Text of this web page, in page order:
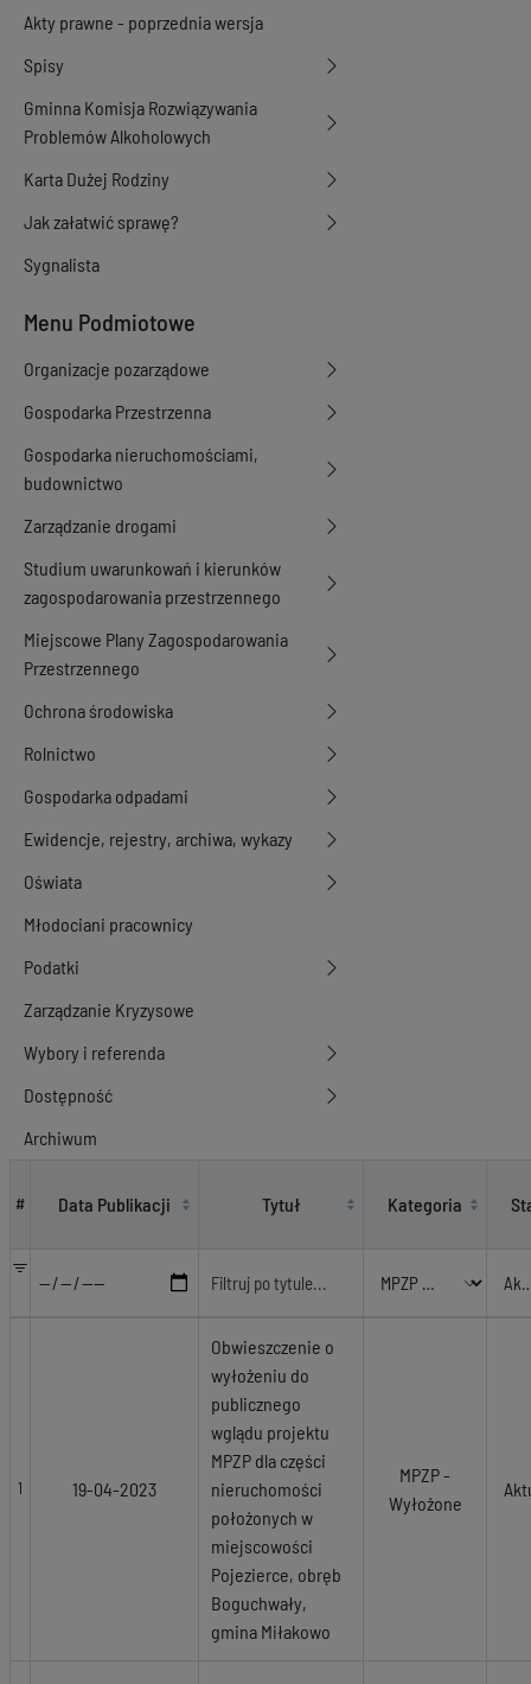
Akty prawne - poprzednia wersja
Spisy
Gminna Komisja Rozwiązywania
Problemów Alkoholowych
Karta Dużej Rodziny
Jak załatwić sprawę?
Sygnalista
Menu Podmiotowe
Organizacje pozarządowe
Gospodarka Przestrzenna
Gospodarka nieruchomościami,
budownictwo
Zarządzanie drogami
Studium uwarunkowań i kierunków
zagospodarowania przestrzennego
Miejscowe Plany Zagospodarowania
Przestrzennego
Ochrona środowiska
Rolnictwo
Gospodarka odpadami
Ewidencje, rejestry, archiwa, wykazy
Oświata
Młodociani pracownicy
Podatki
Zarządzanie Kryzysowe
Wybory i referenda
Dostępność
Archiwum
# Data Publikacji Tytuł Kategoria
1 19-04-2023
Obwieszczenie o
wyłożeniu do
publicznego
wglądu projektu
MPZP dla części
nieruchomości
położonych w
miejscowości
Pojezierce, obręb
Boguchwały,
gmina Miłakowo
MPZP -
Wyłożone